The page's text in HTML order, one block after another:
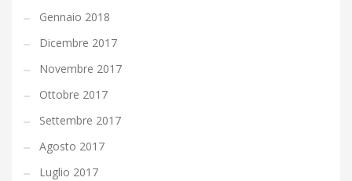
Gennaio 2018
Dicembre 2017
Novembre 2017
Ottobre 2017
Settembre 2017
Agosto 2017
Luglio 2017